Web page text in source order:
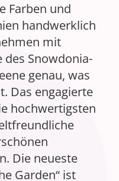
Farben und
handwerklich
mit
des Snowdonia-
genau, was
Das engagierte
hochwertigsten
Die neueste
Garden“ ist